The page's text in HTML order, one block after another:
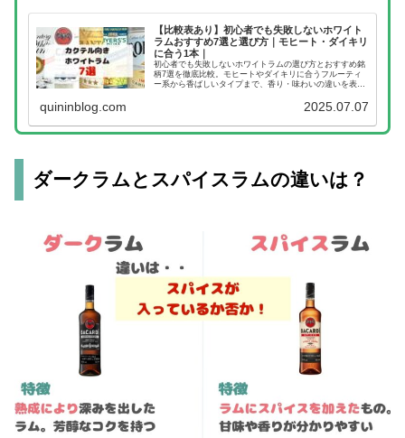
【比較表あり】初心者でも失敗しないホワイト
ラムおすすめ7選と選び方｜モヒート・ダイキリ
に合う1本｜
初心者でも失敗しないホワイトラムの選び方とおすすめ銘
柄7選を徹底比較。モヒートやダイキリに合うフルーティ
ー系から香ばしいタイプまで、香り・味わいの違いを表で
quininblog.com 2025.07.07
ダークラムとスパイスラムの違いは？